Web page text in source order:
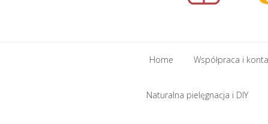
Home
Home
Współpraca i
Współpraca i
Naturalna pielęgnacja i DIY